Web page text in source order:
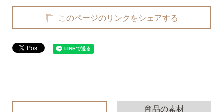
全ての商品を見る
このページのリンクをシェアする
商品の素材